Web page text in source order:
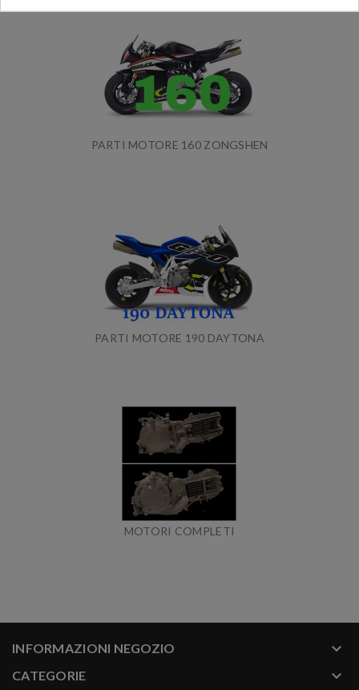
PARTI MOTORE 160 ZONGSHEN
PARTI MOTORE 190 DAYTONA
MOTORI COMPLETI
INFORMAZIONI NEGOZIO keyboard_arrow_down
CATEGORIE keyboard_arrow_down